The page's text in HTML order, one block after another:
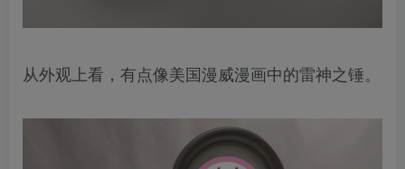
从外观上看，有点像美国漫威漫画中的雷神之锤。